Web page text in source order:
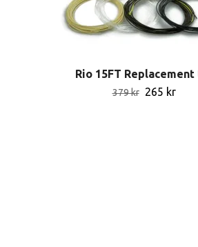
Rio 15FT
379 kr 265 kr